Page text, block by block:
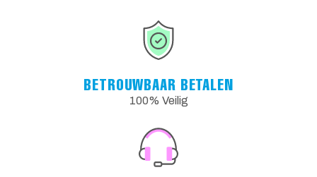
BETROUWBAAR BETALEN
100% Veilig